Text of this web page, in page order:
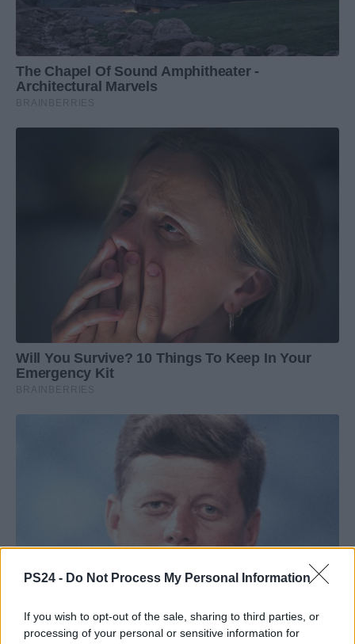
PS24 - Do Not Process My Personal Information
If you wish to opt-out of the sale, sharing to third parties, or
processing of your personal or sensitive information for